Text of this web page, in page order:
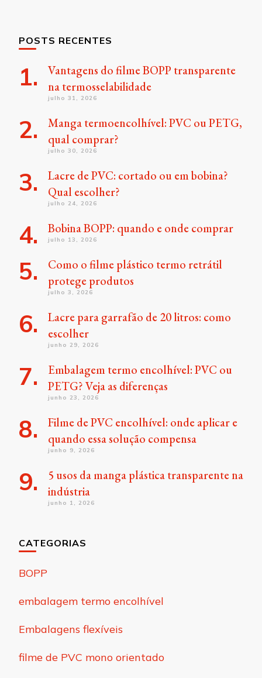
POSTS RECENTES
Vantagens do filme BOPP transparente
na termosselabilidade
julho 31, 2026
Manga termoencolhível: PVC ou PETG,
qual comprar?
julho 30, 2026
Lacre de PVC: cortado ou em bobina?
Qual escolher?
julho 24, 2026
Bobina BOPP: quando e onde comprar
julho 13, 2026
Como o filme plástico termo retrátil
protege produtos
julho 3, 2026
Lacre para garrafão de 20 litros: como
escolher
junho 29, 2026
Embalagem termo encolhível: PVC ou
PETG? Veja as diferenças
junho 23, 2026
Filme de PVC encolhível: onde aplicar e
quando essa solução compensa
junho 9, 2026
5 usos da manga plástica transparente na
indústria
junho 1, 2026
CATEGORIAS
BOPP
embalagem termo encolhível
Embalagens flexíveis
filme de PVC mono orientado